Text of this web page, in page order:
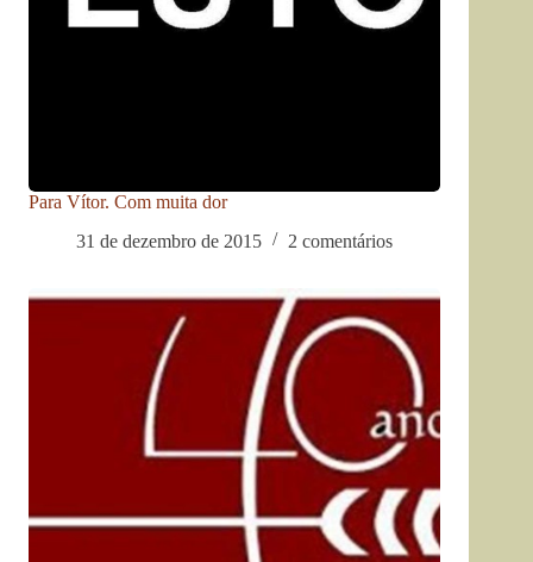
Para Vítor. Com muita dor
31 de dezembro de 2015
2 comentários